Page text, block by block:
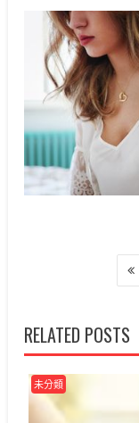
覽
RELATED POSTS
未分類